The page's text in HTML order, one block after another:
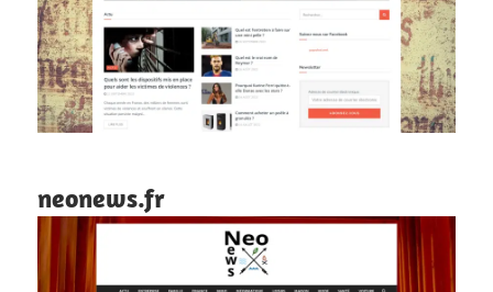
neonews.fr